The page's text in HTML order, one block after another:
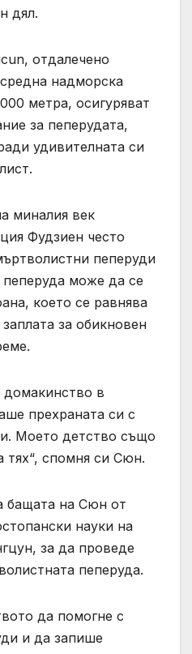
дял.
отдалечено
надморска
метра, осигуряват
за пеперудата,
удивителната си
миналия век
Фудзиен често
пеперуди
пеперуда може да се
което се равнява
за обикновен
домакинство в
прехраната си с
Моето детство също
тях“, спомня си Сюн.
бащата на Сюн от
науки на
за да проведе
пеперуда.
да помогне с
и да запише